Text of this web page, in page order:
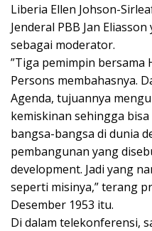
Liberia Ellen Johson-
Jenderal PBB Jan
sebagai moderator.
”Tiga pemimpin bersama
Persons membahasnya.
Agenda, tujuannya
kemiskinan sehingga
bangsa-bangsa di dunia
pembangunan yang
development. Jadi yang
seperti misinya,” terang
Desember 1953 itu.
Di dalam telekonferensi,